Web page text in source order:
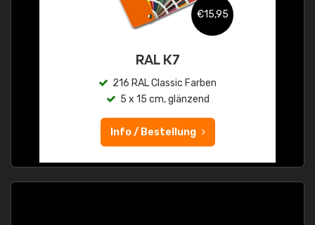
€15,95
RAL K7
216 RAL Classic Farben
5 x 15 cm, glänzend
Info / Bestellung